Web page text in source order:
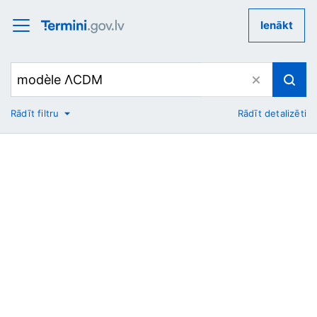
Ienākt
No
Rādīt filtru Rādīt detalizēti